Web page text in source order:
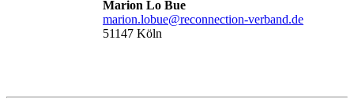
Marion Lo Bue
marion.lobue@reconnection-verband.de
51147 Köln